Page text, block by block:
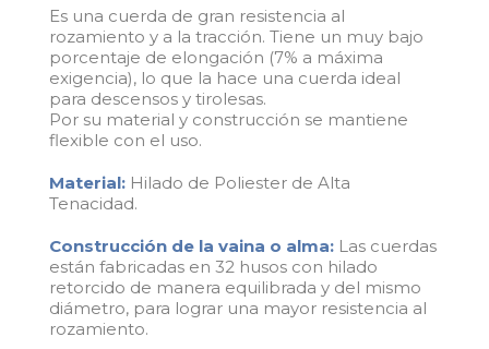
Es una cuerda de gran resistencia al
rozamiento y a la tracción. Tiene un muy bajo
porcentaje de elongación (7% a máxima
exigencia), lo que la hace una cuerda ideal
para descensos y tirolesas.
Por su material y construcción se mantiene
flexible con el uso.
Material: Hilado de Poliester de Alta
Tenacidad.
Construcción de la vaina o alma: Las cuerdas
están fabricadas en 32 husos con hilado
retorcido de manera equilibrada y del mismo
diámetro, para lograr una mayor resistencia al
rozamiento.